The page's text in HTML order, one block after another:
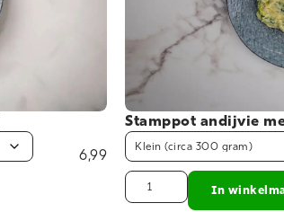
6,99
Stamppot andijvie
In